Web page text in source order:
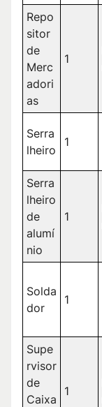
Repo
sitor
de
Merc
adori
as
1
Serra
lheiro
1
Serra
lheiro
de
alumí
nio
1
Solda
dor
1
Supe
rvisor
de
Caixa
1